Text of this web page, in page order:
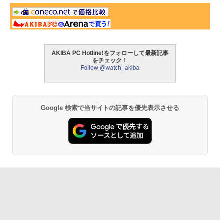
AKIBA PC Hotline!をフォローして最新記事
をチェック！
Follow @watch_akiba
Google 検索で当サイトの記事を優先表示させる